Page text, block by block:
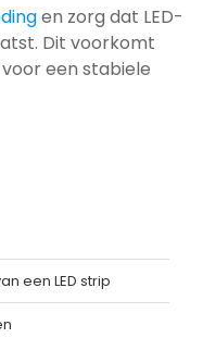
en zorg dat LED-
Dit voorkomt
een stabiele
een LED strip